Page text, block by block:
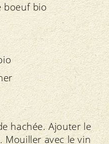
boeuf bio
hachée. Ajouter le
Mouiller avec le vin